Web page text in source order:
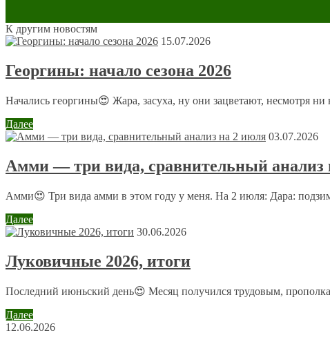
Оставить комментарий
Ваш адрес email не будет опубликован.
Обязательные поля помечены
Комментарий *
Email
Сайт
Отправляя сообщение, Вы разрешаете сбор и обработку
К другим новостям
15.07.2026
Георгины: начало сезона 2026
Начались георгины😍 Жара, засуха, ну они зацветают, несмотря
Далее
03.07.2026
Амми — три вида, сравнительный анализ
Амми😍 Три вида амми в этом году у меня. На 2 июля: Дара:
Далее
30.06.2026
Луковичные 2026, итоги
Последний июньский день😍 Месяц получился трудовым,
Далее
12.06.2026